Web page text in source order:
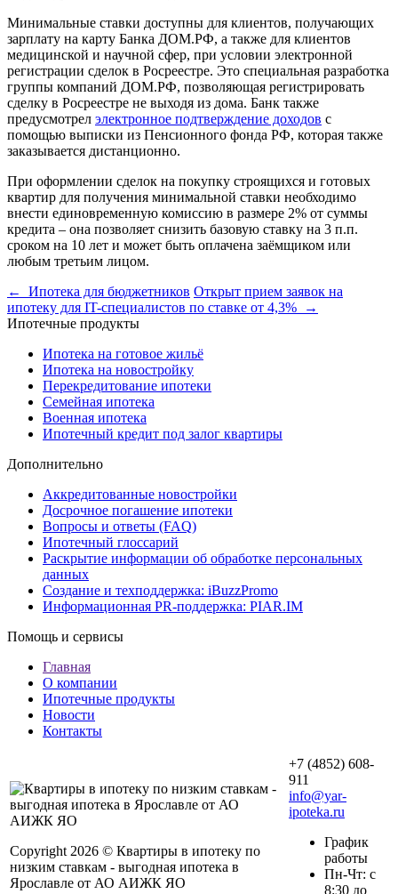
Минимальные ставки доступны для клиентов, получающих
зарплату на карту Банка ДОМ.РФ, а также для клиентов
медицинской и научной сфер, при условии электронной
регистрации сделок в Росреестре. Это специальная разработка
группы компаний ДОМ.РФ, позволяющая регистрировать
сделку в Росреестре не выходя из дома. Банк также
предусмотрел электронное подтверждение доходов с
помощью выписки из Пенсионного фонда РФ, которая также
заказывается дистанционно.
При оформлении сделок на покупку строящихся и готовых
квартир для получения минимальной ставки необходимо
внести единовременную комиссию в размере 2% от суммы
кредита – она позволяет снизить базовую ставку на 3 п.п.
сроком на 10 лет и может быть оплачена заёмщиком или
любым третьим лицом.
← Ипотека для бюджетников Открыт прием заявок на
ипотеку для IT-специалистов по ставке от 4,3% →
Ипотечные продукты
Ипотека на готовое жильё
Ипотека на новостройку
Перекредитование ипотеки
Семейная ипотека
Военная ипотека
Ипотечный кредит под залог квартиры
Дополнительно
Аккредитованные новостройки
Досрочное погашение ипотеки
Вопросы и ответы (FAQ)
Ипотечный глоссарий
Раскрытие информации об обработке персональных
данных
Создание и техподдержка: iBuzzPromo
Информационная PR-поддержка: PIAR.IM
Помощь и сервисы
Главная
О компании
Ипотечные продукты
Новости
Контакты
Copyright 2026 © Квартиры в ипотеку по
низким ставкам - выгодная ипотека в
Ярославле от АО АИЖК ЯО
+7 (4852) 608-
911
info@yar-
ipoteka.ru
График
работы
Пн-Чт: с
8:30 до